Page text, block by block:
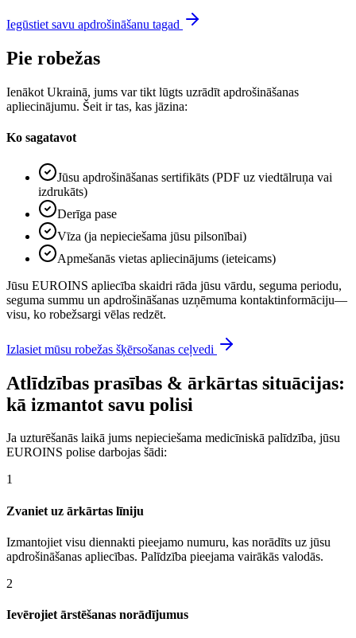
Iegūstiet savu apdrošināšanu tagad
Pie robežas
Ienākot Ukrainā, jums var tikt lūgts uzrādīt apdrošināšanas
apliecinājumu. Šeit ir tas, kas jāzina:
Ko sagatavot
Jūsu apdrošināšanas sertifikāts (PDF uz viedtālruņa vai
izdrukāts)
Derīga pase
Vīza (ja nepieciešama jūsu pilsonībai)
Apmešanās vietas apliecinājums (ieteicams)
Jūsu EUROINS apliecība skaidri rāda jūsu vārdu, seguma periodu,
seguma summu un apdrošināšanas uzņēmuma kontaktinformāciju—
visu, ko robežsargi vēlas redzēt.
Izlasiet mūsu robežas šķērsošanas ceļvedi
Atlīdzības prasības & ārkārtas situācijas:
kā izmantot savu polisi
Ja uzturēšanās laikā jums nepieciešama medicīniskā palīdzība, jūsu
EUROINS polise darbojas šādi:
1
Zvaniet uz ārkārtas līniju
Izmantojiet visu diennakti pieejamo numuru, kas norādīts uz jūsu
apdrošināšanas apliecības. Palīdzība pieejama vairākās valodās.
2
Ievērojiet ārstēšanas norādījumus